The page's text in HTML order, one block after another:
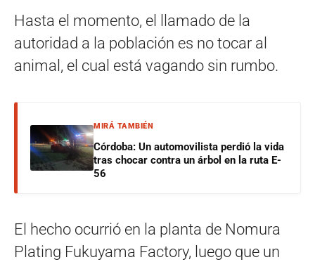
Hasta el momento, el llamado de la
autoridad a la población es no tocar al
animal, el cual está vagando sin rumbo.
MIRÁ TAMBIÉN
Córdoba: Un automovilista perdió la vida
tras chocar contra un árbol en la ruta E-
56
El hecho ocurrió en la planta de Nomura
Plating Fukuyama Factory, luego que un